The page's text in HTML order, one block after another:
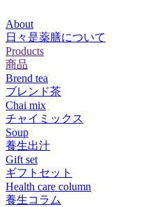
About
日々是薬膳について
Products
商品
Brend tea
ブレンド茶
Chai mix
チャイミックス
Soup
養生出汁
Gift set
ギフトセット
Health care column
養生コラム